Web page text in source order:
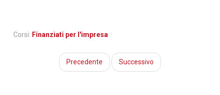
Corsi: Finanziati per l'impresa
Precedente Successivo